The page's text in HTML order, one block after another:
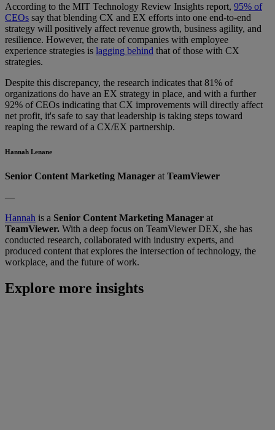
According to the MIT Technology Review Insights report, 95% of
CEOs say that blending CX and EX efforts into one end-to-end
strategy will positively affect revenue growth, business agility, and
resilience. However, the rate of companies with employee
experience strategies is lagging behind that of those with CX
strategies.
Despite this discrepancy, the research indicates that 81% of
organizations do have an EX strategy in place, and with a further
92% of CEOs indicating that CX improvements will directly affect
net profit, it's safe to say that leadership is taking steps toward
reaping the reward of a CX/EX partnership.
Hannah Lenane
Senior Content Marketing Manager at TeamViewer
—
Hannah is a Senior Content Marketing Manager at
TeamViewer. With a deep focus on TeamViewer DEX, she has
conducted research, collaborated with industry experts, and
produced content that explores the intersection of technology, the
workplace, and the future of work.
Explore more insights